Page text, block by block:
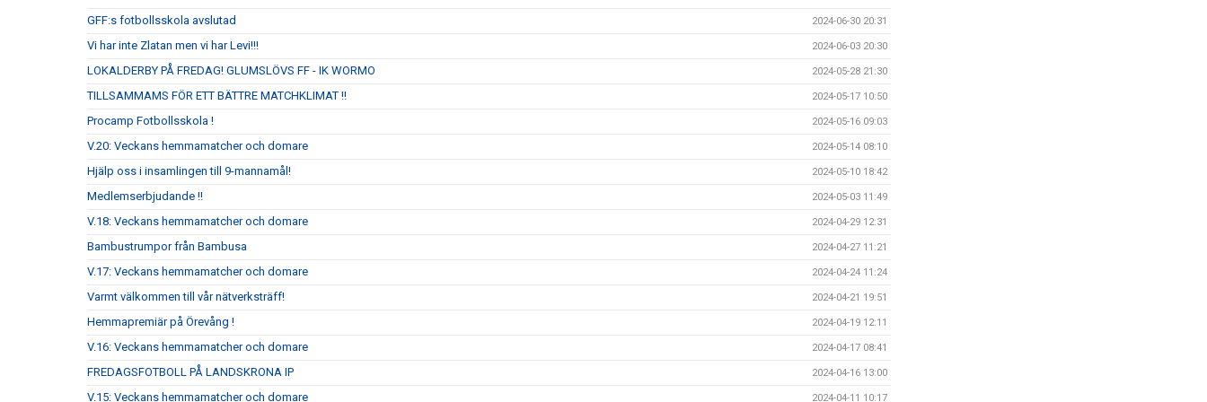
GFF:s fotbollsskola avslutad 2024-06-30 20:31
Vi har inte Zlatan men vi har Levi!!! 2024-06-03 20:30
LOKALDERBY PÅ FREDAG! GLUMSLÖVS FF - IK WORMO 2024-05-28 21:30
TILLSAMMAMS FÖR ETT BÄTTRE MATCHKLIMAT !! 2024-05-17 10:50
Procamp Fotbollsskola ! 2024-05-16 09:03
V.20: Veckans hemmamatcher och domare 2024-05-14 08:10
Hjälp oss i insamlingen till 9-mannamål! 2024-05-10 18:42
Medlemserbjudande !! 2024-05-03 11:49
V.18: Veckans hemmamatcher och domare 2024-04-29 12:31
Bambustrumpor från Bambusa 2024-04-27 11:21
V.17: Veckans hemmamatcher och domare 2024-04-24 11:24
Varmt välkommen till vår nätverksträff! 2024-04-21 19:51
Hemmapremiär på Örevång ! 2024-04-19 12:11
V.16: Veckans hemmamatcher och domare 2024-04-17 08:41
FREDAGSFOTBOLL PÅ LANDSKRONA IP 2024-04-16 13:00
V.15: Veckans hemmamatcher och domare 2024-04-11 10:17